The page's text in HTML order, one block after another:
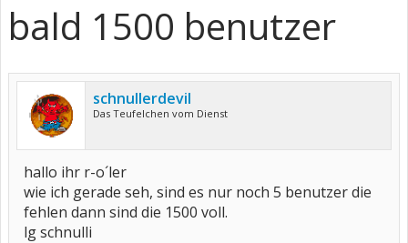
bald 1500 benutzer
schnullerdevil
Das Teufelchen vom Dienst
hallo ihr r-o´ler
wie ich gerade seh, sind es nur noch 5 benutzer die
fehlen dann sind die 1500 voll.
lg schnulli